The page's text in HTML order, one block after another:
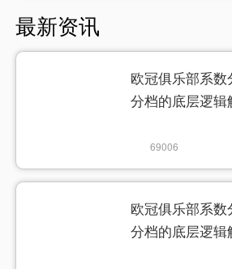
最新资讯
欧冠俱乐部系
分档的底层逻辑
69006
欧冠俱乐部系
分档的底层逻辑